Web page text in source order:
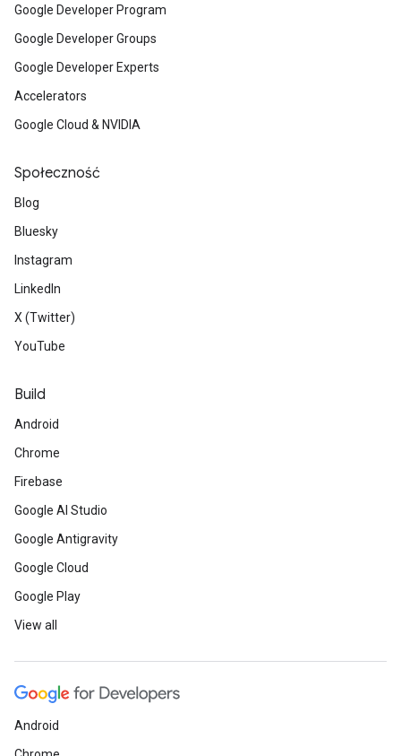
Google Developer Program
Google Developer Groups
Google Developer Experts
Accelerators
Google Cloud & NVIDIA
Społeczność
Blog
Bluesky
Instagram
LinkedIn
X (Twitter)
YouTube
Build
Android
Chrome
Firebase
Google AI Studio
Google Antigravity
Google Cloud
Google Play
View all
Android